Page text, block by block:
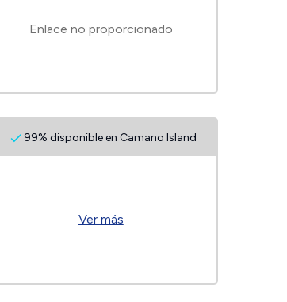
Enlace no proporcionado
99% disponible en Camano Island
Ver más